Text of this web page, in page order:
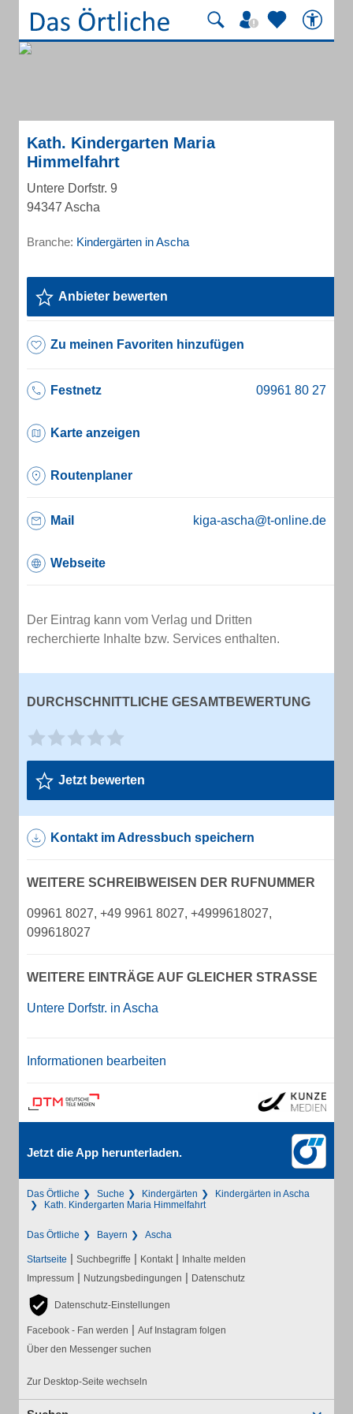
Kath. Kindergarten Maria
Himmelfahrt
Untere Dorfstr. 9
94347 Ascha
Branche: Kindergärten in Ascha
Anbieter bewerten
Zu meinen Favoriten hinzufügen
Festnetz
Karte anzeigen
Routenplaner
Mail kiga-ascha@t-online.de
Webseite
Der Eintrag kann vom Verlag und Dritten
recherchierte Inhalte bzw. Services enthalten.
DURCHSCHNITTLICHE GESAMTBEWERTUNG
Jetzt bewerten
Kontakt im Adressbuch speichern
WEITERE SCHREIBWEISEN DER RUFNUMMER
09961 8027, +49 9961 8027, +4999618027,
099618027
WEITERE EINTRÄGE AUF GLEICHER STRASSE
Untere Dorfstr. in Ascha
Informationen bearbeiten
Jetzt die App herunterladen.
Das Örtliche Suche Kindergärten
Kindergärten in Ascha
Kath. Kindergarten Maria Himmelfahrt
Das Örtliche Bayern Ascha
Startseite | Suchbegriffe | Kontakt | Inhalte melden
Impressum | Nutzungsbedingungen | Datenschutz
Datenschutz-Einstellungen
Facebook - Fan werden | Auf Instagram folgen
Über den Messenger suchen
Zur Desktop-Seite wechseln